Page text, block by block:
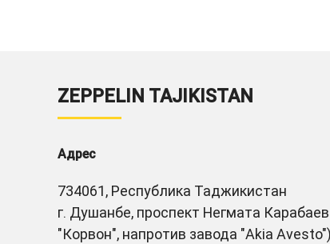
ZEPPELIN TAJIKISTAN
Адрес
734061, Республика Таджикистан
г. Душанбе, проспект Негмата
"Корвон", напротив завода "Akia Avesto")